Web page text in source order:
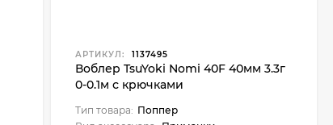
АРТИКУЛ: 1137495
Воблер TsuYoki Nomi 40F 40мм 3.3г
0-0.1м с крючками
Тип товара: Поппер